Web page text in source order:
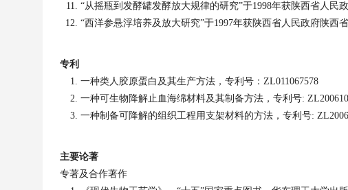
“从摇瓶到发酵罐发酵放大规律的研究”于1998年获陕西省人民
“西洋参悬浮培养及放大研究”于1997年获陕西省人民政府陕西
专利
一种类人胶原蛋白及其生产方法，专利号： ZL011067578
一种可生物降解止血海绵材料及其制备方法， 专利号:
一种制备可降解的组织工程用支架材料的方法， 专利号:
主要论著
专著及合作著作